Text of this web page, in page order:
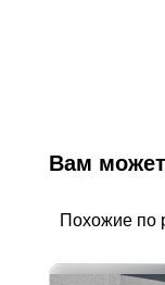
Вам
Похожие по